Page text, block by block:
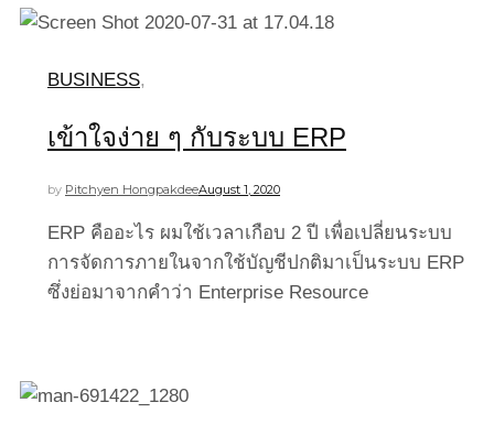
BUSINESS,
เข้าใจง่าย ๆ กับระบบ ERP
by Pitchyen HongpakdeeAugust 1, 2020
ERP คืออะไร ผมใช้เวลาเกือบ 2 ปี เพื่อเปลี่ยนระบบ
การจัดการภายในจากใช้บัญชีปกติมาเป็นระบบ ERP
ซึ่งย่อมาจากคำว่า Enterprise Resource